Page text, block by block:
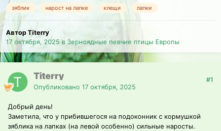
зяблик нарост на лапке клещи лапки
Автор Titerry
17 октября, 2025 в Зерноядные певчие птицы Европы
Titerry
Опубликовано 17 октября, 2025
#1
Добрый день!
Заметила, что у прибившегося на подоконник с кормушкой
зяблика на лапках (на левой особенно) сильные наросты.